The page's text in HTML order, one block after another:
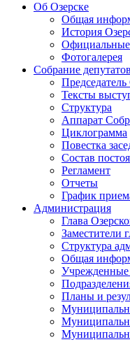
Об Озерске
Общая
История
Фотогалерея
Собрание депутатов
Тексты
Структура
Аппарат
Циклограмма
Повестка
Состав
Регламент
Отчеты
График
Администрация
Глава
Заместители
Структура
Общая
Планы и